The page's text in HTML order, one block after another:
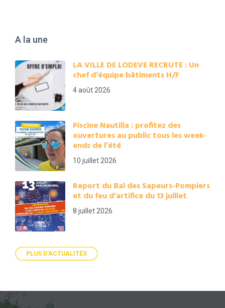
A la une
LA VILLE DE LODEVE RECRUTE : Un
chef d’équipe bâtiments H/F
4 août 2026
Piscine Nautilia : profitez des
ouvertures au public tous les week-
ends de l’été
10 juillet 2026
Report du Bal des Sapeurs-Pompiers
et du feu d’artifice du 13 juillet
8 juillet 2026
PLUS D'ACTUALITÉS